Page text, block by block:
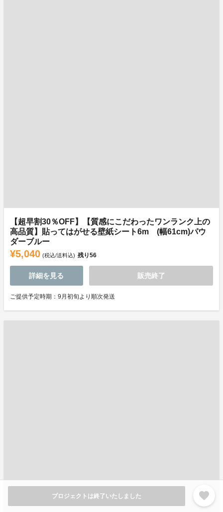
プロジェクトは終了いたしました favorite
【超早割30％OFF】【質感にこだわったワンランク上の
高品質】貼ってはがせる壁紙シート6m (幅61cm)パウ
ダーブルー
¥5,040 (税込/送料込) 残り56
詳細を見る 販売終了
ご提供予定時期：9月初旬より順次発送